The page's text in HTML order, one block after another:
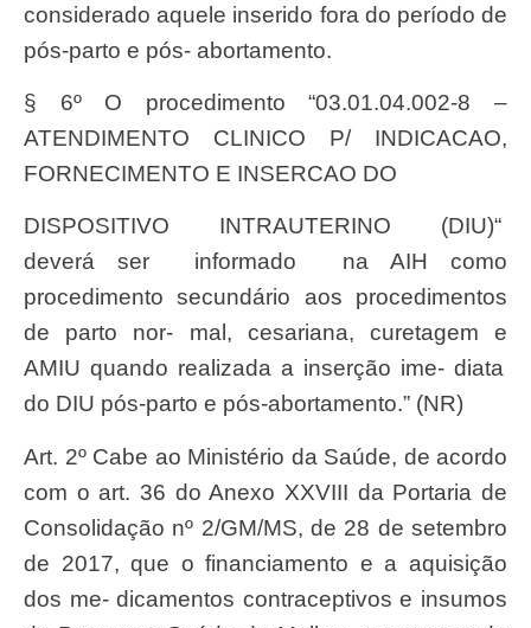
considerado aquele inserido fora do período de
pós-parto e pós- abortamento.
§ 6º O procedimento “03.01.04.002-8 –
ATENDIMENTO CLINICO P/ INDICACAO,
FORNECIMENTO E INSERCAO DO
DISPOSITIVO INTRAUTERINO (DIU)“
deverá ser informado na AIH como
procedimento secundário aos procedimentos
de parto nor- mal, cesariana, curetagem e
AMIU quando realizada a inserção ime- diata
do DIU pós-parto e pós-abortamento.” (NR)
Art. 2º Cabe ao Ministério da Saúde, de acordo
com o art. 36 doAnexo XXVIII da Portaria de
Consolidação nº 2/GM/MS, de 28 de setembro
de 2017, que o financiamento e a aquisição
dos me- dicamentos contraceptivos e insumos